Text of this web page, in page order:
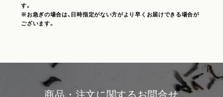
す。
※お急ぎの場合は、日時指定がない方がより早くお届けできる場合が
ございます。
商品・注文に関するお問合せ